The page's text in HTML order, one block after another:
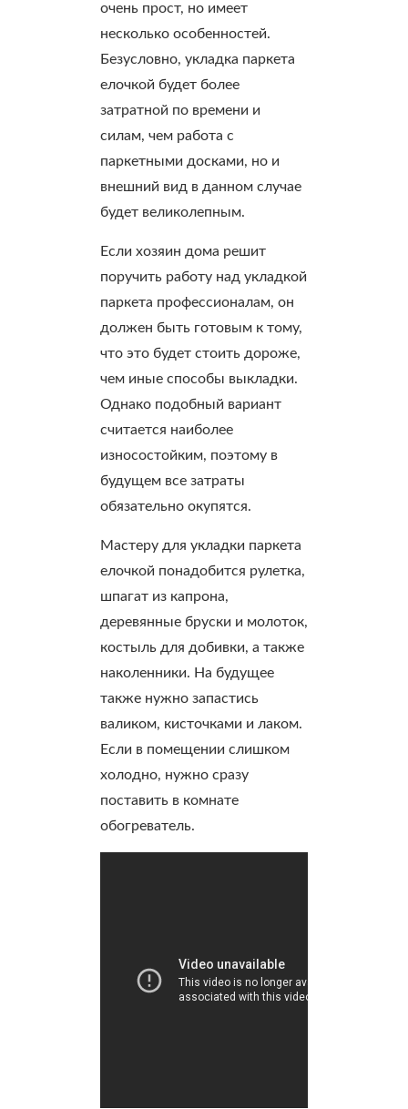
очень прост, но имеет
несколько особенностей.
Безусловно, укладка паркета
елочкой будет более
затратной по времени и
силам, чем работа с
паркетными досками, но и
внешний вид в данном случае
будет великолепным.
Если хозяин дома решит
поручить работу над укладкой
паркета профессионалам, он
должен быть готовым к тому,
что это будет стоить дороже,
чем иные способы выкладки.
Однако подобный вариант
считается наиболее
износостойким, поэтому в
будущем все затраты
обязательно окупятся.
Мастеру для укладки паркета
елочкой понадобится рулетка,
шпагат из капрона,
деревянные бруски и молоток,
костыль для добивки, а также
наколенники. На будущее
также нужно запастись
валиком, кисточками и лаком.
Если в помещении слишком
холодно, нужно сразу
поставить в комнате
обогреватель.